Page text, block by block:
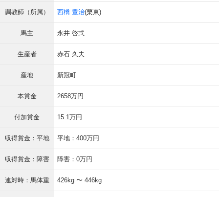
調教師（所属） 西橋 豊治(栗東)
馬主 永井 啓弍
生産者 赤石 久夫
産地 新冠町
本賞金 2658万円
付加賞金 15.1万円
収得賞金：平地 平地：400万円
収得賞金：障害 障害：0万円
連対時：馬体重 426kg 〜 446kg